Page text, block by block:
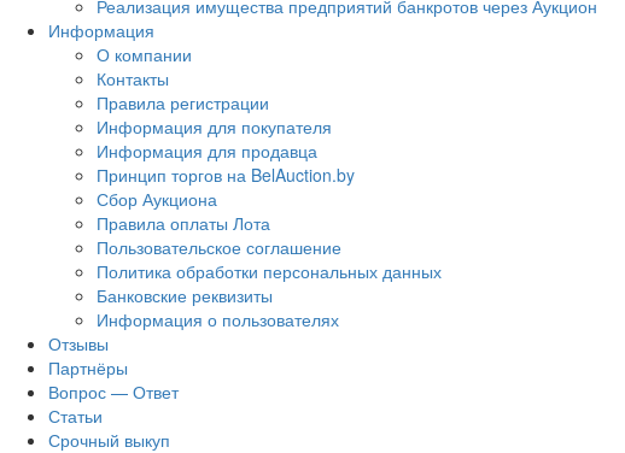
Реализация имущества предприятий банкротов через Аукцион
Информация
О компании
Контакты
Правила регистрации
Информация для покупателя
Информация для продавца
Принцип торгов на BelAuction.by
Сбор Аукциона
Правила оплаты Лота
Пользовательское соглашение
Политика обработки персональных данных
Банковские реквизиты
Информация о пользователях
Отзывы
Партнёры
Вопрос — Ответ
Статьи
Срочный выкуп